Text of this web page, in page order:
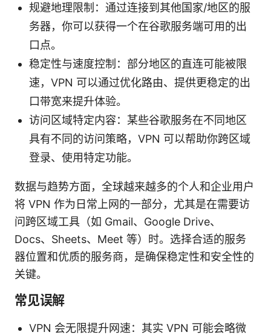
规避地理限制：通过连接到其他国家/地区的服
务器，你可以获得一个在谷歌服务端可用的出
口点。
稳定性与速度控制：部分地区的直连可能被限
速，VPN 可以通过优化路由、提供更稳定的出
口带宽来提升体验。
访问区域特定内容：某些谷歌服务在不同地区
具有不同的访问策略，VPN 可以帮助你跨区域
登录、使用特定功能。
数据与趋势方面，全球越来越多的个人和企业用户
将 VPN 作为日常上网的一部分，尤其是在需要访
问跨区域工具（如 Gmail、Google Drive、
Docs、Sheets、Meet 等）时。选择合适的服务
器位置和优质的服务商，是确保稳定性和安全性的
关键。
常见误解
VPN 会无限提升网速：其实 VPN 可能会略微